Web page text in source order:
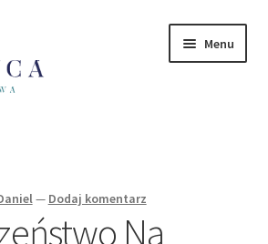
Menu
— Dodaj komentarz
Na